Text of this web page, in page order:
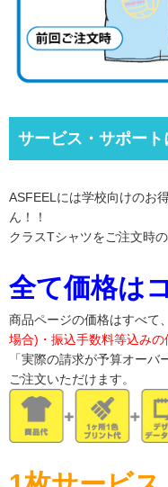
サービス・サポート
ASFEELには学校向けのお
ん！！
クラスTシャツをご注文時
全て価格は
商品ページの価格はすべて、
場合)・振込手数料等込みの
「実際の請求が予算オー
ご注文いただけます。